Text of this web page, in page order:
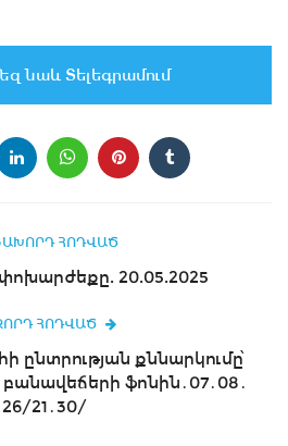
նաև Տելեգրամում
ՀՈԴՎԱԾ
20.05.2025
ՀՈԴՎԱԾ
քննարկումը՝
ֆոնին․07․08․
26/21․30/